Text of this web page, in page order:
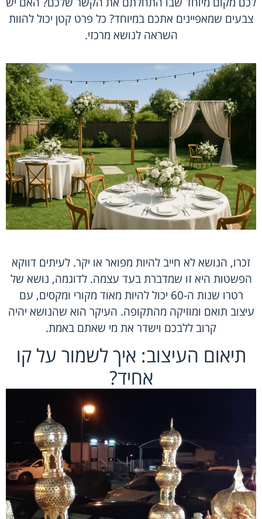
צבעים שמאפיינים אתכם במיוחד? כל פרט קטן יכול להוות
השראה לנושא מרכזי.
זכרו, הנושא לא חייב להיות מפואר או יקר. לעיתים דווקא
הפשטות היא זו שמדברת בעד עצמה. לדוגמה, נושא של
רטרו שנות ה-60 יכול להיות מאוד מקורי ומקסים, עם
עיצוב תואם ומוזיקה מהתקופה. העיקר הוא שהנושא יהיה
קרוב ללבכם וישדר את מי שאתם באמת.
תיאום העיצוב: איך לשמור על קו
אחיד?